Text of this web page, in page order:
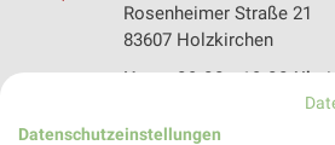
Rosenheimer Straße 21
83607 Holzkirchen
Heute 09:00 - 19:00 Uhr |
Datenschutzeinstellungen